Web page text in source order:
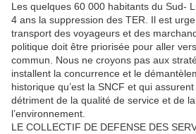
Les quelques 60 000 habitants du Sud-
4 ans la suppression des TER. Il est
transport des voyageurs et des
politique doit être priorisée pour aller
commun. Nous ne croyons pas aux
installent la concurrence et le
historique qu’est la SNCF et qui
détriment de la qualité de service et de
l’environnement.
LE COLLECTIF DE DEFENSE DES